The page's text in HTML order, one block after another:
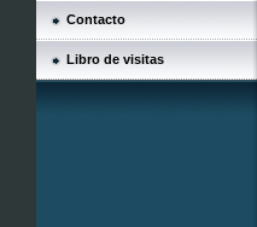
Contacto
Libro de visitas